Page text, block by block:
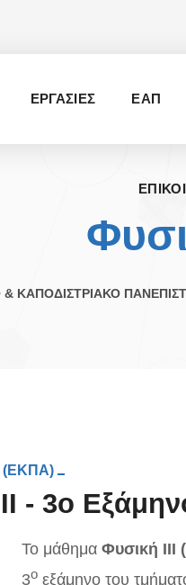
ΕΡΓΑΣΙΕΣ ΕΑΠ
& ΚΑΠΟΔΙΣΤΡΙΑΚΟ
- 3ο
Το μάθημαΦυσική
3ο εξάμηνο του